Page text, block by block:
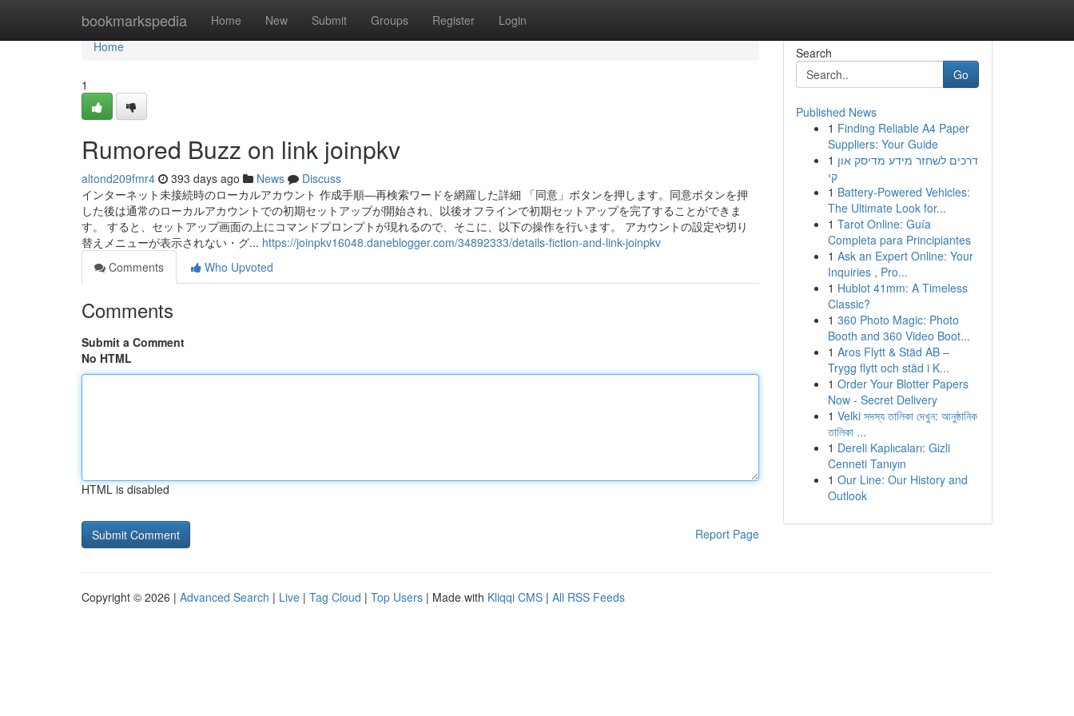
bookmarkspedia Home New Submit Groups Register Login
Home
Home
1
Rumored Buzz on link joinpkv
altond209fmr4 393 days ago News
Discuss
インターネット未接続時のローカルアカウント 作成手順―再検索ワードを網羅した詳細 「同意」ボタンを押します。同意ボタンを押
した後は通常のローカルアカウントでの初期セットアップが開始され、以後オフラインで初期セットアップを完了することができま
す。 すると、セットアップ画面の上にコマンドプロンプトが現れるので、そこに、以下の操作を行います。 アカウントの設定や切り
替えメニューが表示されない・グ... https://joinpkv16048.daneblogger.com/34892333/details-fiction-and-link-joinpkv
Comments
Who Upvoted
Comments
Submit a Comment
No HTML
HTML is disabled
Report Page
Search
Go
Published News
1 Finding Reliable A4 Paper
Suppliers: Your Guide
1 דרכים לשחזר מידע מדיסק און
קי
1 Battery-Powered Vehicles:
The Ultimate Look for...
1 Tarot Online: Guía
Completa para Principiantes
1 Ask an Expert Online: Your
Inquiries , Pro...
1 Hublot 41mm: A Timeless
Classic?
1 360 Photo Magic: Photo
Booth and 360 Video Boot...
1 Aros Flytt & Städ AB –
Trygg flytt och städ i K...
1 Order Your Blotter Papers
Now - Secret Delivery
1 Velki সদস্য তালিকা দেখুন: আনুষ্ঠানিক
তালিকা ...
1 Dereli Kaplıcaları: Gizli
Cenneti Tanıyın
1 Our Line: Our History and
Outlook
Copyright © 2026 | Advanced Search | Live | Tag Cloud | Top Users | Made with Kliqqi CMS | All RSS Feeds